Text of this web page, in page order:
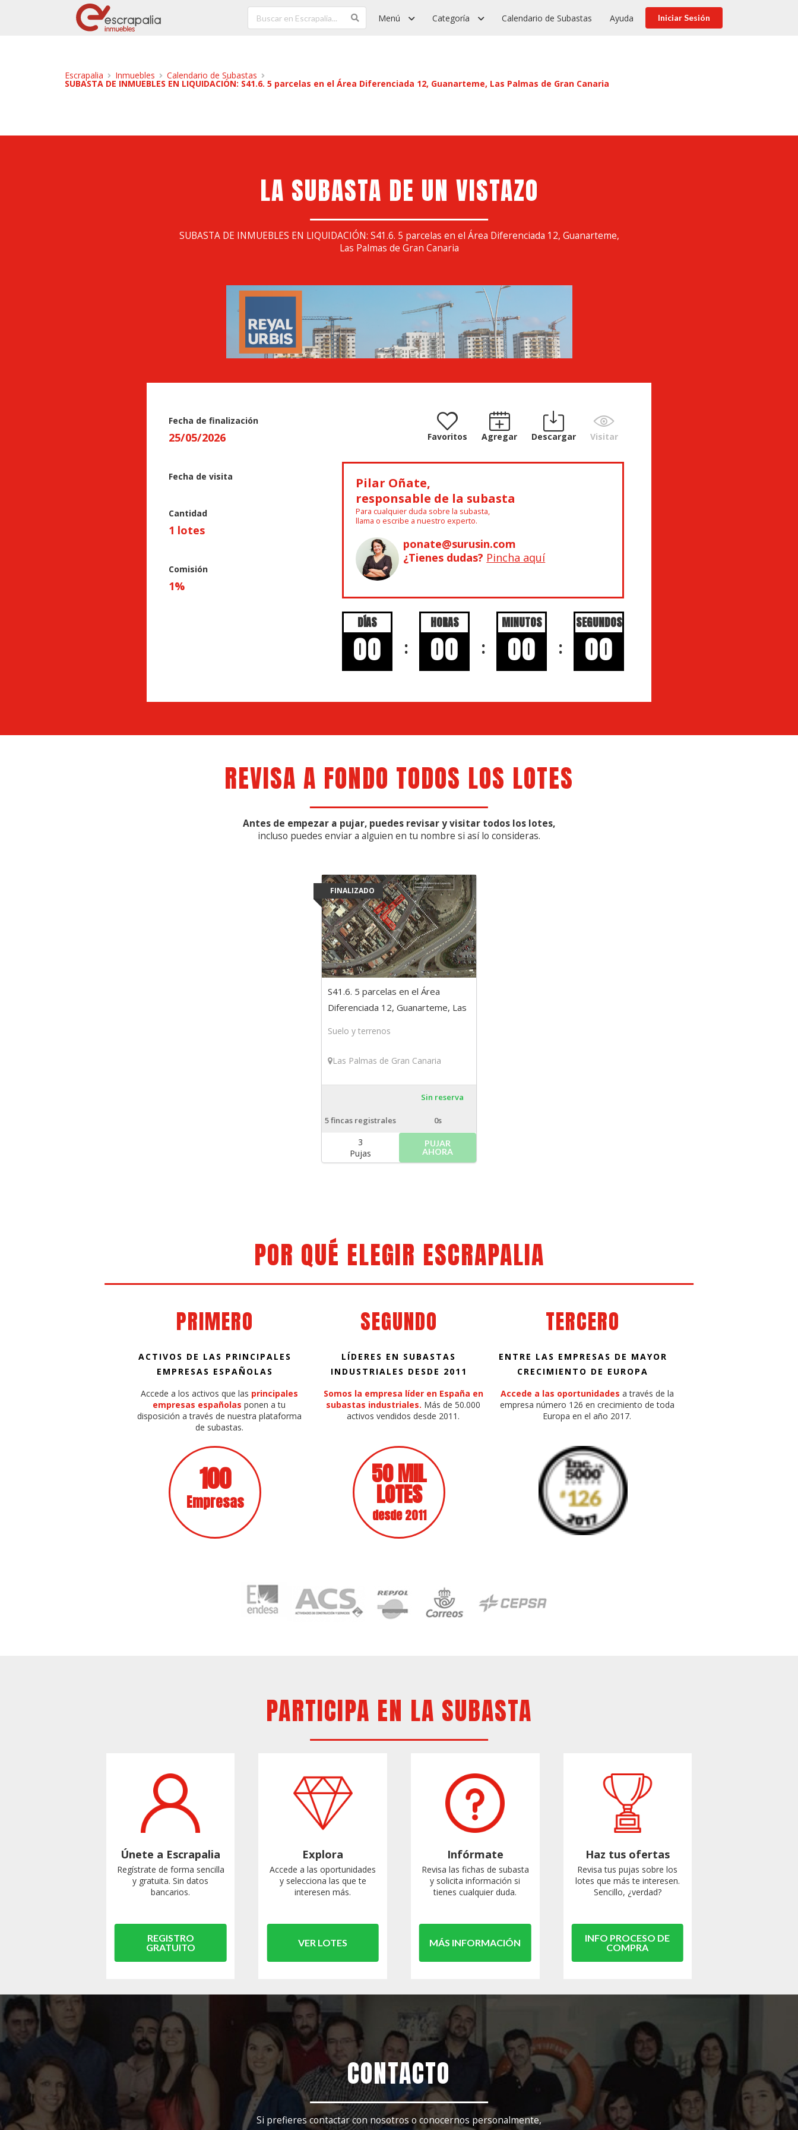
Menú Categoría Calendario de Subastas Ayuda Iniciar Sesión
Escrapalia Inmuebles Calendario de Subastas
SUBASTA DE INMUEBLES EN LIQUIDACIÓN: S41.6. 5 parcelas en el Área Diferenciada 12, Guanarteme, Las Palmas de Gran Canaria
LA SUBASTA DE UN VISTAZO
SUBASTA DE INMUEBLES EN LIQUIDACIÓN: S41.6. 5 parcelas en el Área Diferenciada 12, Guanarteme,
Las Palmas de Gran Canaria
Fecha de finalización
25/05/2026
Fecha de visita
Cantidad
1 lotes
Comisión
1%
Favoritos Agregar Descargar Visitar
Pilar Oñate,
responsable de la subasta
Para cualquier duda sobre la subasta,
llama o escribe a nuestro experto.
ponate@surusin.com
¿Tienes dudas? Pincha aquí
DÍAS
00 :
HORAS
00 :
MINUTOS
00 :
SEGUNDOS
00
REVISA A FONDO TODOS LOS LOTES
Antes de empezar a pujar, puedes revisar y visitar todos los lotes,
incluso puedes enviar a alguien en tu nombre si así lo consideras.
FINALIZADO
S41.6. 5 parcelas en el Área
Diferenciada 12, Guanarteme, Las
Suelo y terrenos
Las Palmas de Gran Canaria
Sin reserva
5fincas registrales 0s
3
Pujas
PUJAR
AHORA
POR QUÉ ELEGIR ESCRAPALIA
PRIMERO
ACTIVOS DE LAS PRINCIPALES
EMPRESAS ESPAÑOLAS
Accede a los activos que las principales
empresas españolas ponen a tu
disposición a través de nuestra plataforma
de subastas.
100
Empresas
SEGUNDO
LÍDERES EN SUBASTAS
INDUSTRIALES DESDE 2011
Somos la empresa líder en España en
subastas industriales. Más de 50.000
activos vendidos desde 2011.
50 MIL
LOTES
desde 2011
TERCERO
ENTRE LAS EMPRESAS DE MAYOR
CRECIMIENTO DE EUROPA
Accede a las oportunidades a través de la
empresa número 126 en crecimiento de toda
Europa en el año 2017.
PARTICIPA EN LA SUBASTA
Únete a Escrapalia
Regístrate de forma sencilla
y gratuita. Sin datos
bancarios.
REGISTRO
GRATUITO
Explora
Accede a las oportunidades
y selecciona las que te
interesen más.
VER LOTES
Infórmate
Revisa las fichas de subasta
y solicita información si
tienes cualquier duda.
MÁS INFORMACIÓN
Haz tus ofertas
Revisa tus pujas sobre los
lotes que más te interesen.
Sencillo, ¿verdad?
INFO PROCESO DE
COMPRA
CONTACTO
Si prefieres contactar con nosotros o conocernos personalmente,